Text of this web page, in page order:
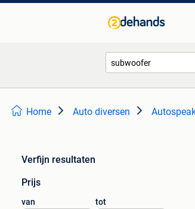
Home Auto diversen
Verfijn resultaten
Prijs
van tot